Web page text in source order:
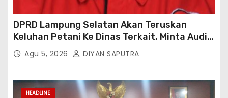
DPRD Lampung Selatan Akan Teruskan
Keluhan Petani Ke Dinas Terkait, Minta Audit
Penyaluran Pupuk Bersubsidi Di Desa Budi
Lestari
Agu 5, 2026 DIYAN SAPUTRA
HEADLINE